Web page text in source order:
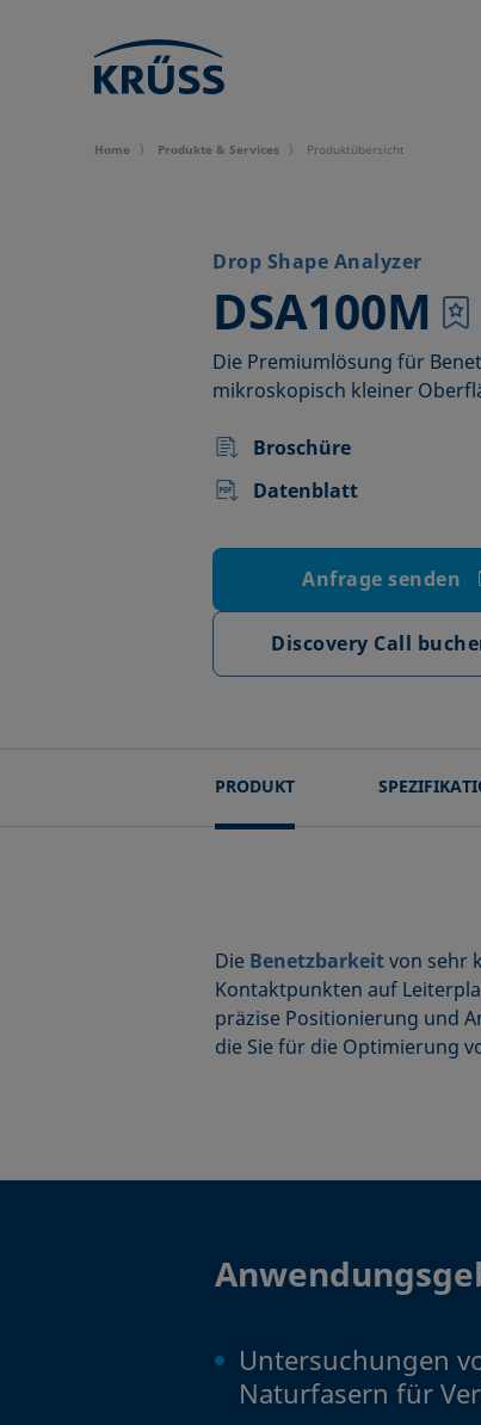
Home Produkte & Services Produktübersicht
Drop Shape Analyzer
DSA100M
–
Die Premiumlösung für
mikroskopisch kleiner
Broschüre
Datenblatt
Anfrage senden
Discovery Call
PRODUKT
Die Benetzbarkeitvon sehr
Kontaktpunkten auf
präzise Positionierung und
die Sie für die Optimierung
Untersuchungen
Naturfasern für